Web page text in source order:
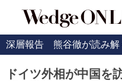
深層報告 熊谷徹が読み解
ドイツ外相が中国を